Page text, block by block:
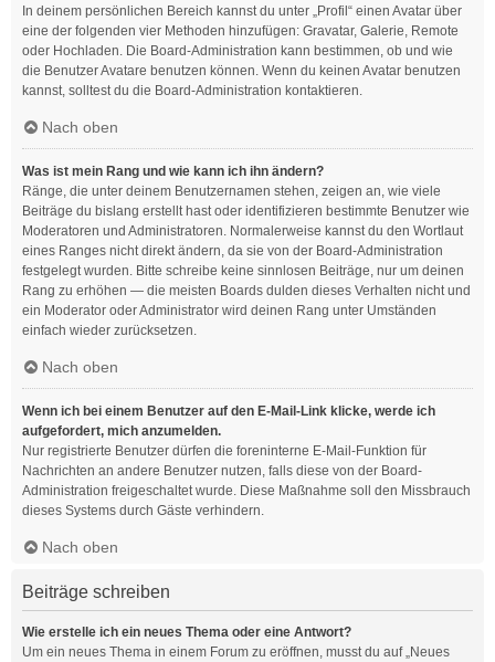
In deinem persönlichen Bereich kannst du unter „Profil“ einen Avatar über
eine der folgenden vier Methoden hinzufügen: Gravatar, Galerie, Remote
oder Hochladen. Die Board-Administration kann bestimmen, ob und wie
die Benutzer Avatare benutzen können. Wenn du keinen Avatar benutzen
kannst, solltest du die Board-Administration kontaktieren.
Nach oben
Was ist mein Rang und wie kann ich ihn ändern?
Ränge, die unter deinem Benutzernamen stehen, zeigen an, wie viele
Beiträge du bislang erstellt hast oder identifizieren bestimmte Benutzer wie
Moderatoren und Administratoren. Normalerweise kannst du den Wortlaut
eines Ranges nicht direkt ändern, da sie von der Board-Administration
festgelegt wurden. Bitte schreibe keine sinnlosen Beiträge, nur um deinen
Rang zu erhöhen — die meisten Boards dulden dieses Verhalten nicht und
ein Moderator oder Administrator wird deinen Rang unter Umständen
einfach wieder zurücksetzen.
Nach oben
Wenn ich bei einem Benutzer auf den E-Mail-Link klicke, werde ich
aufgefordert, mich anzumelden.
Nur registrierte Benutzer dürfen die foreninterne E-Mail-Funktion für
Nachrichten an andere Benutzer nutzen, falls diese von der Board-
Administration freigeschaltet wurde. Diese Maßnahme soll den Missbrauch
dieses Systems durch Gäste verhindern.
Nach oben
Beiträge schreiben
Wie erstelle ich ein neues Thema oder eine Antwort?
Um ein neues Thema in einem Forum zu eröffnen, musst du auf „Neues